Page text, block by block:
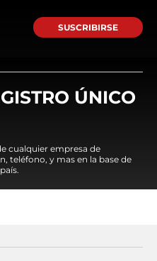
SUSCRIBIRSE
ÚNICO
cualquier empresa de
teléfono, y mas en la base de